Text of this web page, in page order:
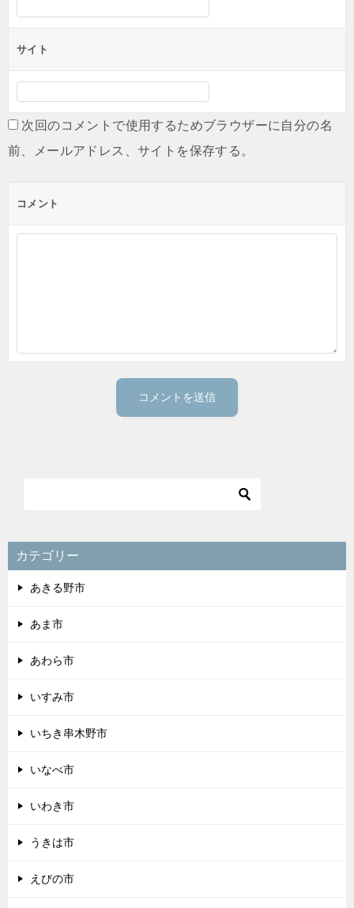
サイト
次回のコメントで使用するためブラウザーに自分の名
前、メールアドレス、サイトを保存する。
コメント
カテゴリー
あきる野市
あま市
あわら市
いすみ市
いちき串木野市
いなべ市
いわき市
うきは市
えびの市